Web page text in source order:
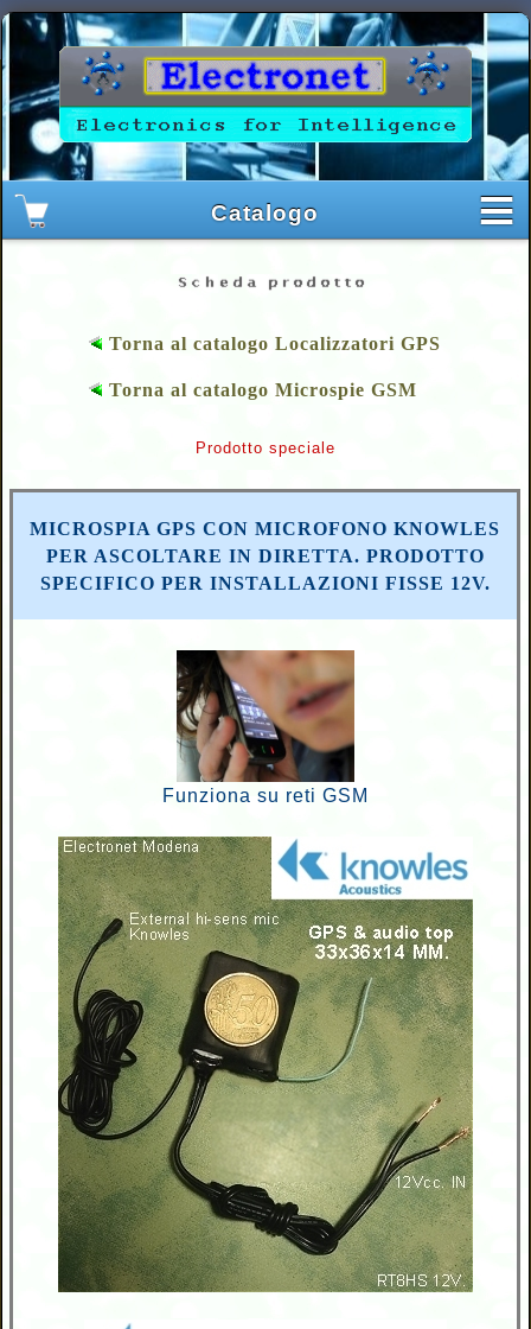
Torna al catalogo Localizzatori GPS
Torna al catalogo Microspie GSM
Prodotto speciale
MICROSPIA GPS CON MICROFONO KNOWLES
PER ASCOLTARE IN DIRETTA. PRODOTTO
SPECIFICO PER INSTALLAZIONI FISSE 12V.
Funziona su reti GSM